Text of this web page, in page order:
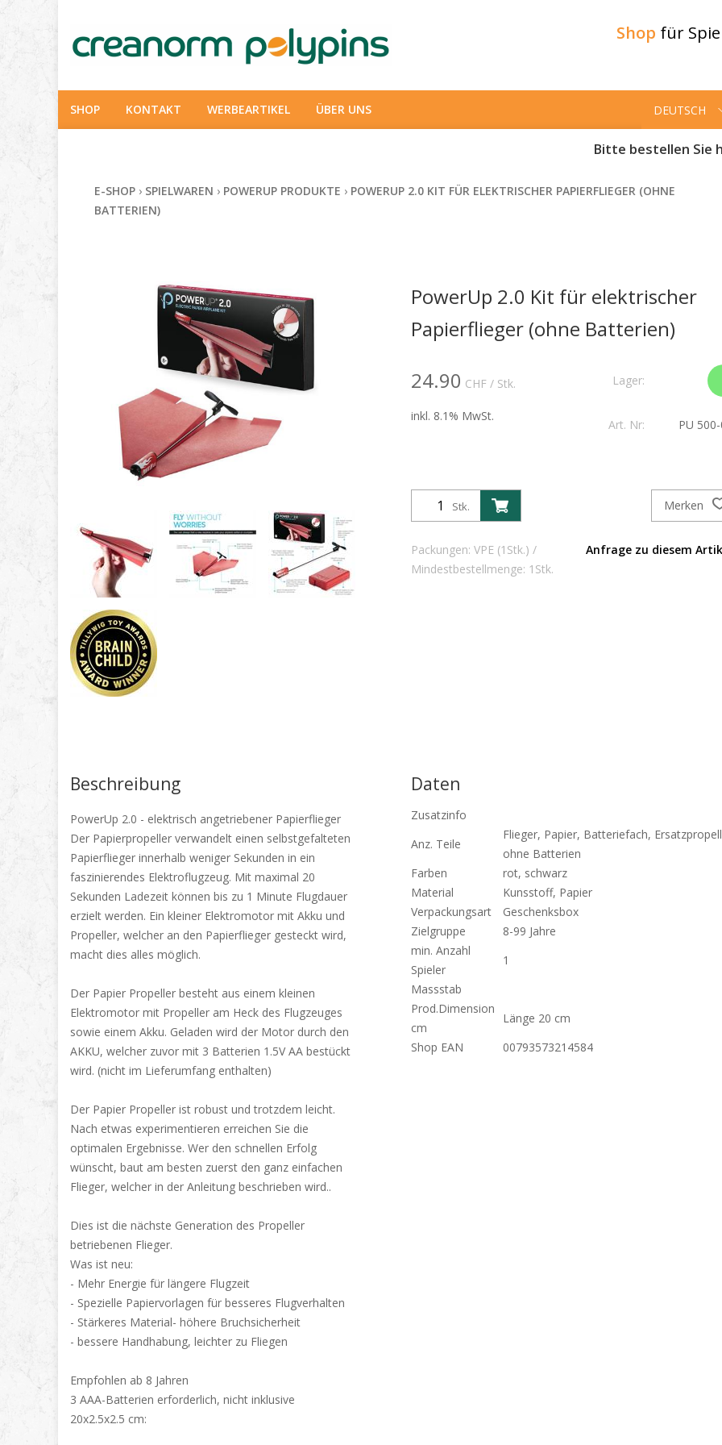
Shop für
DEUTSCH
SHOP KONTAKT WERBEARTIKEL ÜBER UNS
Bitte bestellen Sie
E-SHOP › SPIELWAREN › POWERUP PRODUKTE › POWERUP 2.0 KIT FÜR ELEKTRISCHER PAPIERFLIEGER (OHNE
BATTERIEN)
PowerUp 2.0 Kit für elektrischer
Papierflieger (ohne Batterien)
24.90 CHF / Stk.
inkl. 8.1% MwSt.
Lager:
Art. Nr: PU
Stk.
Packungen: VPE (1Stk.) /
Mindestbestellmenge: 1Stk.
Merken
Anfrage zu diesem
Beschreibung
PowerUp 2.0 - elektrisch angetriebener Papierflieger
Der Papierpropeller verwandelt einen selbstgefalteten
Papierflieger innerhalb weniger Sekunden in ein
faszinierendes Elektroflugzeug. Mit maximal 20
Sekunden Ladezeit können bis zu 1 Minute Flugdauer
erzielt werden. Ein kleiner Elektromotor mit Akku und
Propeller, welcher an den Papierflieger gesteckt wird,
macht dies alles möglich.
Der Papier Propeller besteht aus einem kleinen
Elektromotor mit Propeller am Heck des Flugzeuges
sowie einem Akku. Geladen wird der Motor durch den
AKKU, welcher zuvor mit 3 Batterien 1.5V AA bestückt
wird. (nicht im Lieferumfang enthalten)
Der Papier Propeller ist robust und trotzdem leicht.
Nach etwas experimentieren erreichen Sie die
optimalen Ergebnisse. Wer den schnellen Erfolg
wünscht, baut am besten zuerst den ganz einfachen
Flieger, welcher in der Anleitung beschrieben wird..
Dies ist die nächste Generation des Propeller
betriebenen Flieger.
Was ist neu:
- Mehr Energie für längere Flugzeit
- Spezielle Papiervorlagen für besseres Flugverhalten
- Stärkeres Material- höhere Bruchsicherheit
- bessere Handhabung, leichter zu Fliegen
Empfohlen ab 8 Jahren
3 AAA-Batterien erforderlich, nicht inklusive
20x2.5x2.5 cm:
Daten
Zusatzinfo
Anz. Teile
Flieger, Papier, Batteriefach,
ohne Batterien
Farben
rot, schwarz
Material
Kunsstoff, Papier
Verpackungsart
Geschenksbox
Zielgruppe
8-99 Jahre
min. Anzahl
Spieler
1
Massstab
Prod.Dimension
cm
Länge 20 cm
Shop EAN
00793573214584